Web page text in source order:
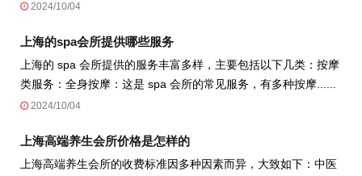
2024/10/04
上海的spa会所提供哪些服务
上海的 spa 会所提供的服务丰富多样，主要包括以下几类：按摩
类服务：全身按摩：这是 spa 会所的常见服务，有多种按摩......
2024/10/04
上海高端养生会所价格是怎样的
上海高端养生会所的收费标准因多种因素而异，大致如下：中医